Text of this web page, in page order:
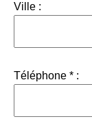
Ville :
Téléphone * :